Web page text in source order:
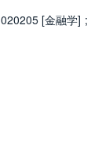
020205 [金融学] ;